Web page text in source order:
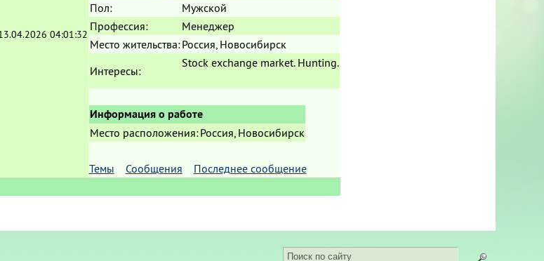
04:01:32
Пол:
Мужской
Профессия:
Менеджер
Место жительства:Россия, Новосибирск
Интересы:
Stock exchange market. Hunting.
Информация о работе
Место расположения:Россия, Новосибирск
Темы Сообщения Последнее сообщение